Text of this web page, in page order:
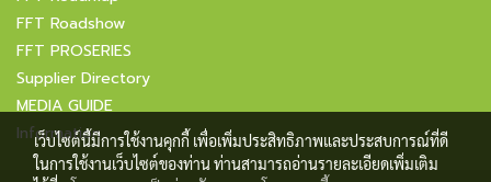
FFT Roadshow
FFT PROSERIES
Supplier Directory
MEDIA GUIDE
Information
เว็บไซต์นี้มีการใช้งานคุกกี้ เพื่อเพิ่มประสิทธิภาพและประสบการณ์ที่ดี
ในการใช้งานเว็บไซต์ของท่าน ท่านสามารถอ่านรายละเอียดเพิ่มเติม